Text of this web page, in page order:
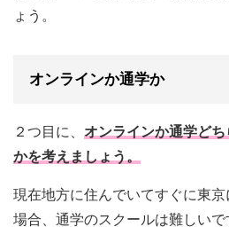
ょう。
オンラインか通学か
２つ目に、 オンラインか通学ど
かを考えましょう。
現在地方に住んでいてすぐに東
場合、通学のスクールは難しいで